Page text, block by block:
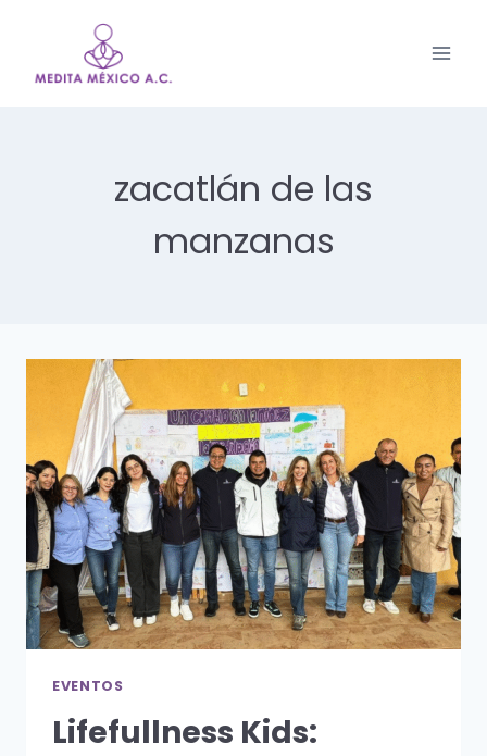
contenido
zacatlán de las
manzanas
EVENTOS
Lifefullness Kids: